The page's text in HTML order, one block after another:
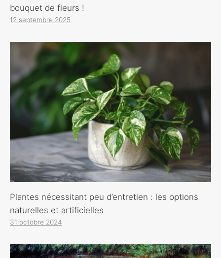
bouquet de fleurs !
12 septembre 2025
Plantes nécessitant peu d’entretien : les options
naturelles et artificielles
31 octobre 2024